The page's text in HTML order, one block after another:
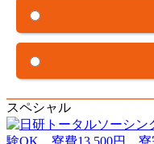
スペシャル